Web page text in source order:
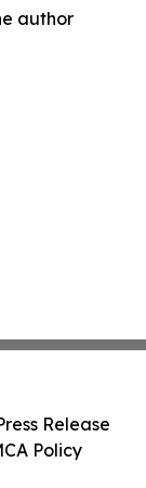
author
Release
Policy